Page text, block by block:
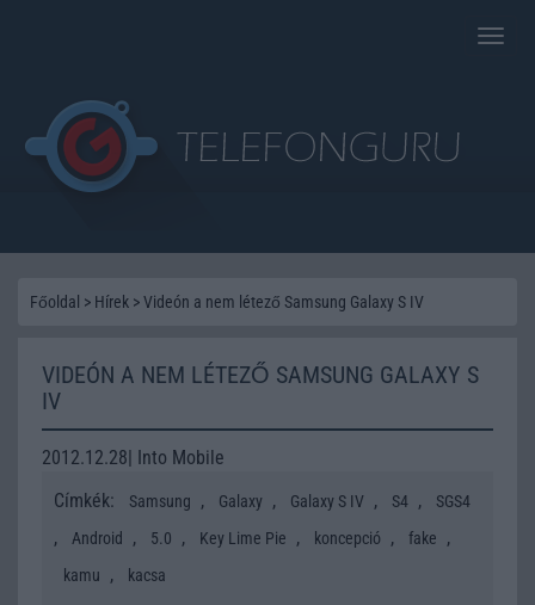
Toggle
Főoldal > Hírek >Videón a nem létező Samsung Galaxy S IV
VIDEÓN A NEM LÉTEZŐ SAMSUNG GALAXY S
IV
2012.12.28| Into Mobile
Címkék:
Samsung , Galaxy , Galaxy S IV , S4 , SGS4
, Android , 5.0 , Key Lime Pie , koncepció , fake ,
kamu , kacsa